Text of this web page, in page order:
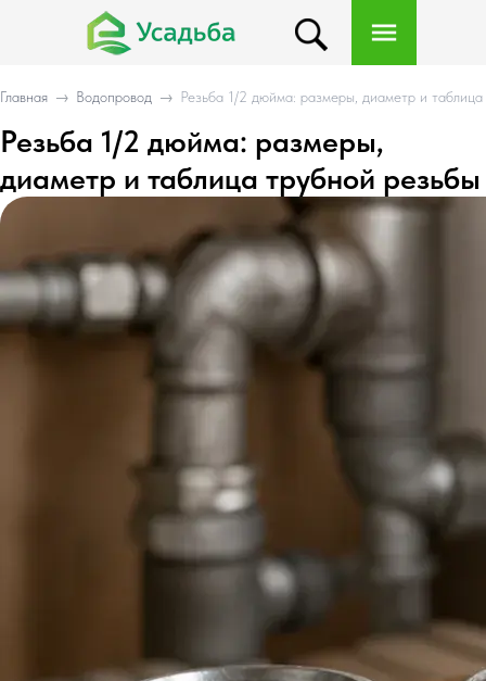
Главная → Водопровод → Резьба 1/2 дюйма: размеры, диаметр и таблица
Резьба 1/2 дюйма: размеры,
диаметр и таблица трубной резьбы